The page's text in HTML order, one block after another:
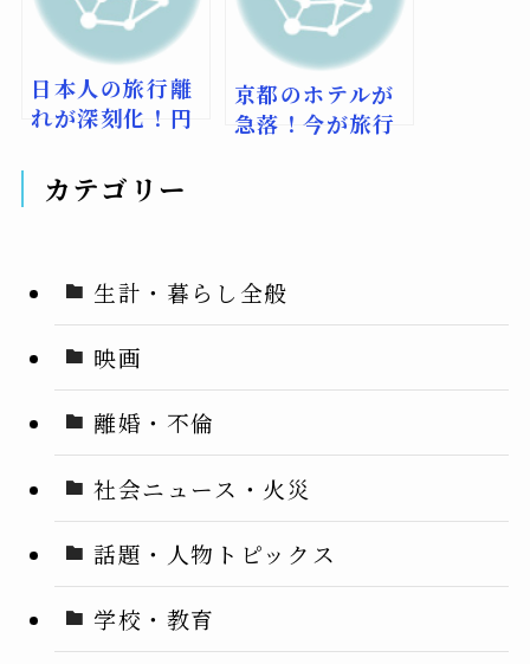
日本人の旅行離
れが深刻化！円
余暇
京都のホテルが
急落！今が旅行
カテゴリー
生計・暮らし全般
映画
離婚・不倫
社会ニュース・火災
話題・人物トピックス
学校・教育